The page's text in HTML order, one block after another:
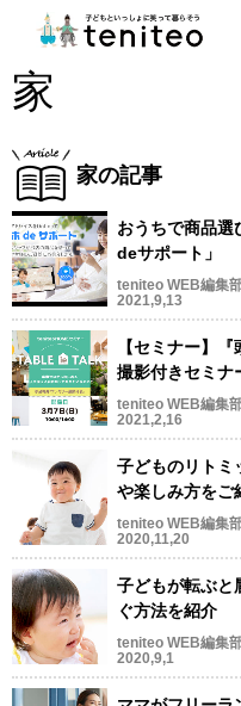
家
家の記事
おうちで商品選
deサポート」
teniteo WEB編集
2021,9,13
【セミナー】
撮影付きセミナ
teniteo WEB編集
2021,2,16
子どものリトミ
や楽しみ方をご
teniteo WEB編集
2020,11,20
子どもが転ぶと
ぐ方法を紹介
teniteo WEB編集
2020,9,1